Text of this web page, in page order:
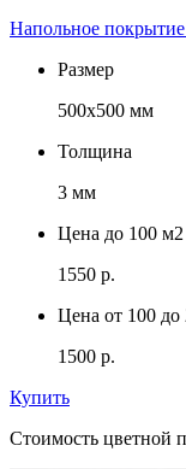
Напольное
Размер
500х500 мм
Толщина
3 мм
Цена до 100 м2
1550 р.
Цена от 100 до
1500 р.
Купить
Стоимость цветной